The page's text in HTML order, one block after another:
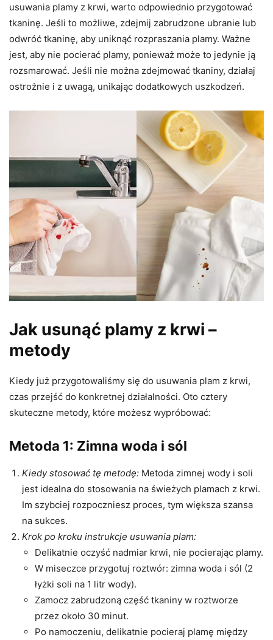
usuwania plamy z krwi, warto odpowiednio przygotować
tkaninę. Jeśli to możliwe, zdejmij zabrudzone ubranie lub
odwróć tkaninę, aby uniknąć rozpraszania plamy. Ważne
jest, aby nie pocierać plamy, ponieważ może to jedynie ją
rozsmarować. Jeśli nie można zdejmować tkaniny, działaj
ostrożnie i z uwagą, unikając dodatkowych uszkodzeń.
Jak usunąć plamy z krwi –
metody
Kiedy już przygotowaliśmy się do usuwania plam z krwi,
czas przejść do konkretnej działalności. Oto cztery
skuteczne metody, które możesz wypróbować:
Metoda 1: Zimna woda i sól
Kiedy stosować tę metodę: Metoda zimnej wody i soli
jest idealna do stosowania na świeżych plamach z krwi.
Im szybciej rozpoczniesz proces, tym większa szansa
na sukces.
Krok po kroku instrukcje usuwania plam:
Delikatnie oczyść nadmiar krwi, nie pocierając plamy.
W miseczce przygotuj roztwór: zimna woda i sól (2
łyżki soli na 1 litr wody).
Zamocz zabrudzoną część tkaniny w roztworze
przez około 30 minut.
Po namoczeniu, delikatnie pocieraj plamę między